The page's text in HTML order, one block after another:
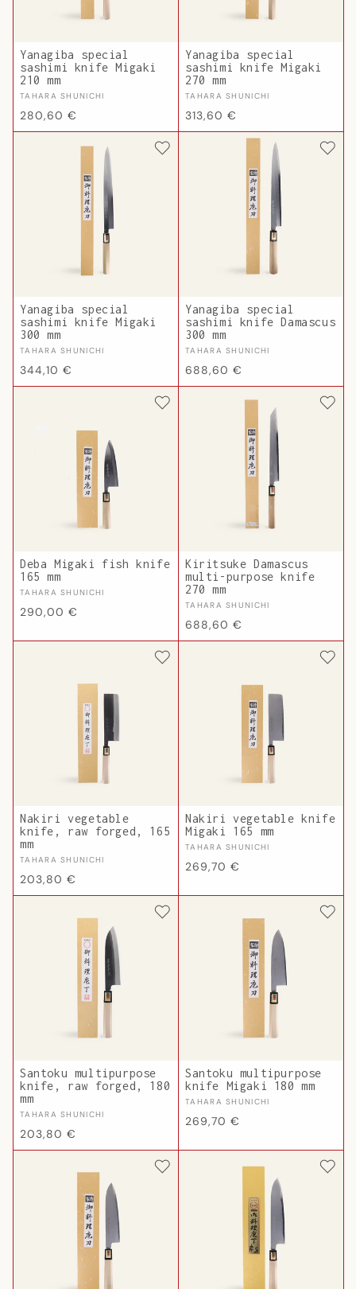
Yanagiba special
sashimi knife Migaki
210 mm
Vendor:
TAHARA SHUNICHI
Regular
price
280,60 €
Yanagiba special
sashimi knife Migaki
270 mm
Vendor:
TAHARA SHUNICHI
Regular
price
313,60 €
Yanagiba special
sashimi knife Migaki
300 mm
Vendor:
TAHARA SHUNICHI
Regular
price
344,10 €
Yanagiba special
sashimi knife Damascus
300 mm
Vendor:
TAHARA SHUNICHI
Regular
price
688,60 €
Deba Migaki fish knife
165 mm
Vendor:
TAHARA SHUNICHI
Regular
290,00 €
Kiritsuke Damascus
multi-purpose knife
270 mm
Vendor:
TAHARA SHUNICHI
Regular
price
688,60 €
Nakiri vegetable
knife, raw forged, 165
mm
Vendor:
TAHARA SHUNICHI
Regular
price
203,80 €
Nakiri vegetable knife
Migaki 165 mm
Vendor:
TAHARA SHUNICHI
Regular
269,70 €
Santoku multipurpose
knife, raw forged, 180
mm
Vendor:
TAHARA SHUNICHI
Regular
price
203,80 €
Santoku multipurpose
knife Migaki 180 mm
Vendor:
TAHARA SHUNICHI
Regular
269,70 €